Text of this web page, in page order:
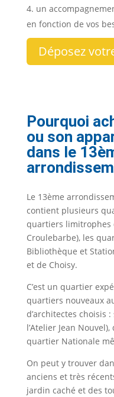
un
en fonction de vos
Déposez
Pourquoi
ou son
dans le
Le 13ème
contient plusieurs
quartiers limitrophes
Croulebarbe), les
Bibliothèque et
et de Choisy.
C’est un quartier
quartiers nouveaux
d’architectes choisis
l’Atelier Jean
quartier Nationale
On peut y trouver
anciens et très
jardin caché et des